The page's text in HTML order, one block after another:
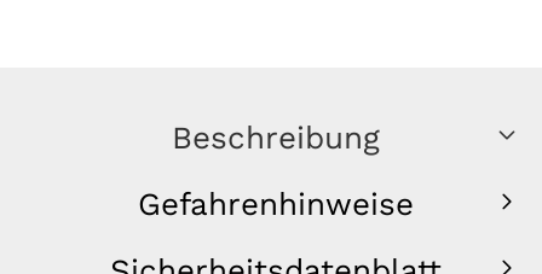
Beschreibung
Gefahrenhinweise